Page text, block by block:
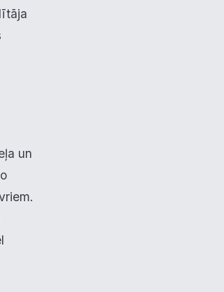
un